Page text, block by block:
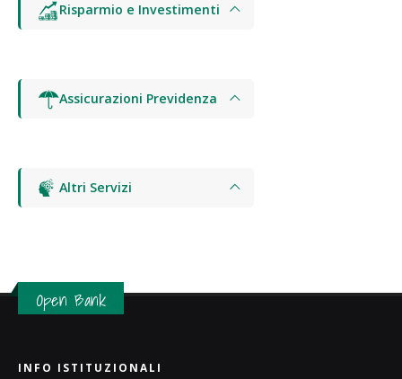
Risparmio e Investimenti
Assicurazioni Previdenza
Altri Servizi
Open Bank
INFO ISTITUZIONALI